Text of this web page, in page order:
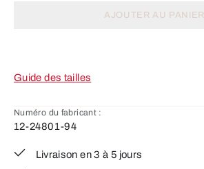
AJOUTER AU PANIER
Guide des tailles
Numéro du fabricant :
12-24801-94
Livraison en 3 à 5 jours